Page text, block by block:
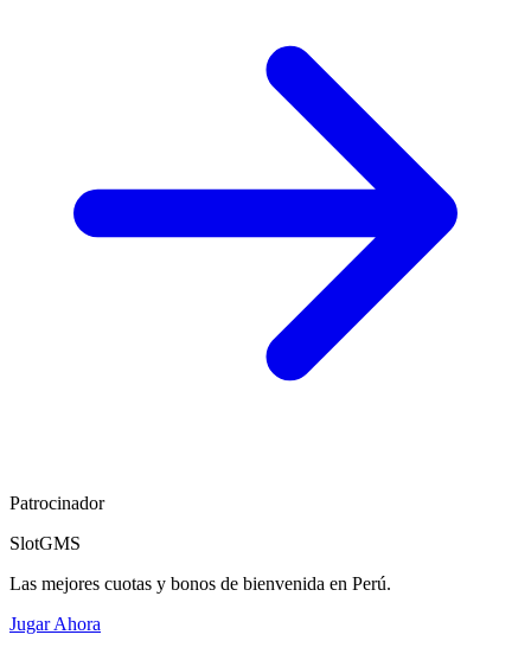
Patrocinador
SlotGMS
Las mejores cuotas y bonos de bienvenida en Perú.
Jugar Ahora